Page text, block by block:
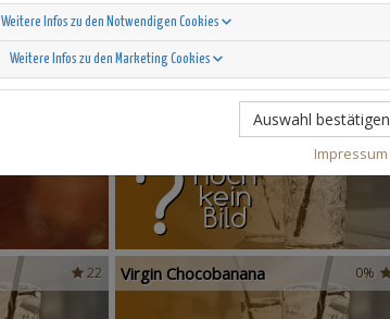
Scandinavian Sunshine
22 0%
Virgin Chocobanana
Weitere Infos zu den Notwendigen Cookies
Weitere Infos zu den Marketing Cookies
Auswahl bestätigen
Impressum